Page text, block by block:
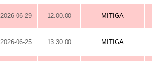
2026-06-29 12:00:00 MITIGA
2026-06-25 13:30:00 MITIGA